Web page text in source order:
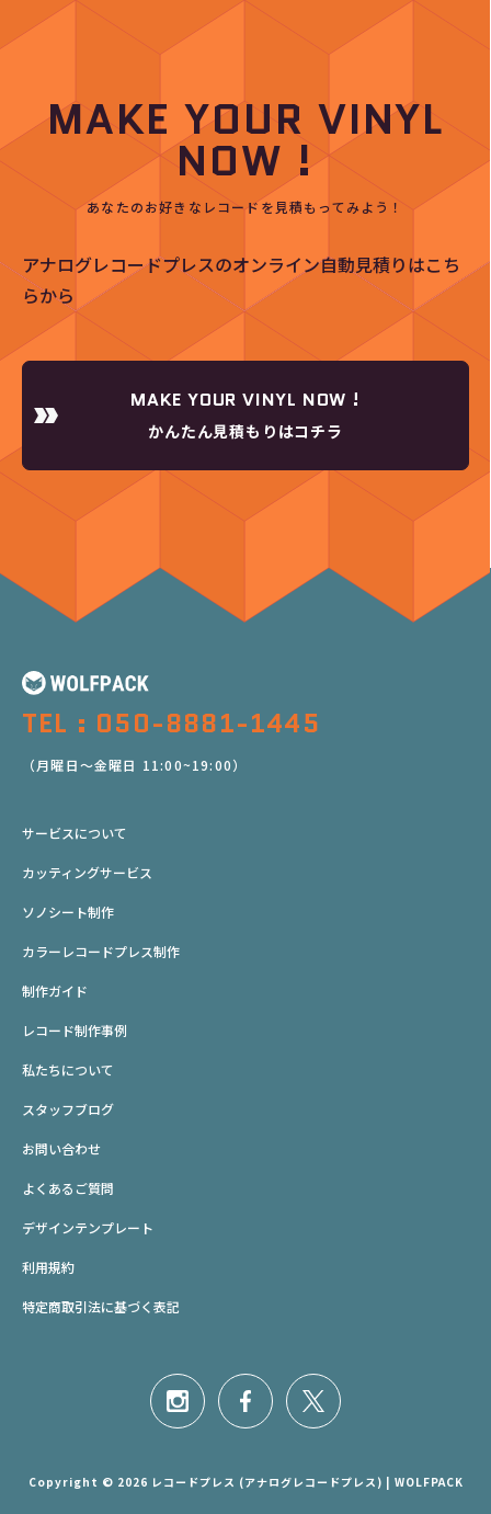
MAKE YOUR VINYL
NOW !
あなたのお好きなレコードを見積もってみよう！
アナログレコードプレスのオンライン自動見積りはこち
らから
MAKE YOUR VINYL NOW !
かんたん見積もりはコチラ
TEL : 050-8881-1445
（月曜日～金曜日 11:00~19:00）
サービスについて
カッティングサービス
ソノシート制作
カラーレコードプレス制作
制作ガイド
レコード制作事例
私たちについて
スタッフブログ
お問い合わせ
よくあるご質問
デザインテンプレート
利用規約
特定商取引法に基づく表記
Copyright © 2026 レコードプレス (アナログレコードプレス) | WOLFPACK